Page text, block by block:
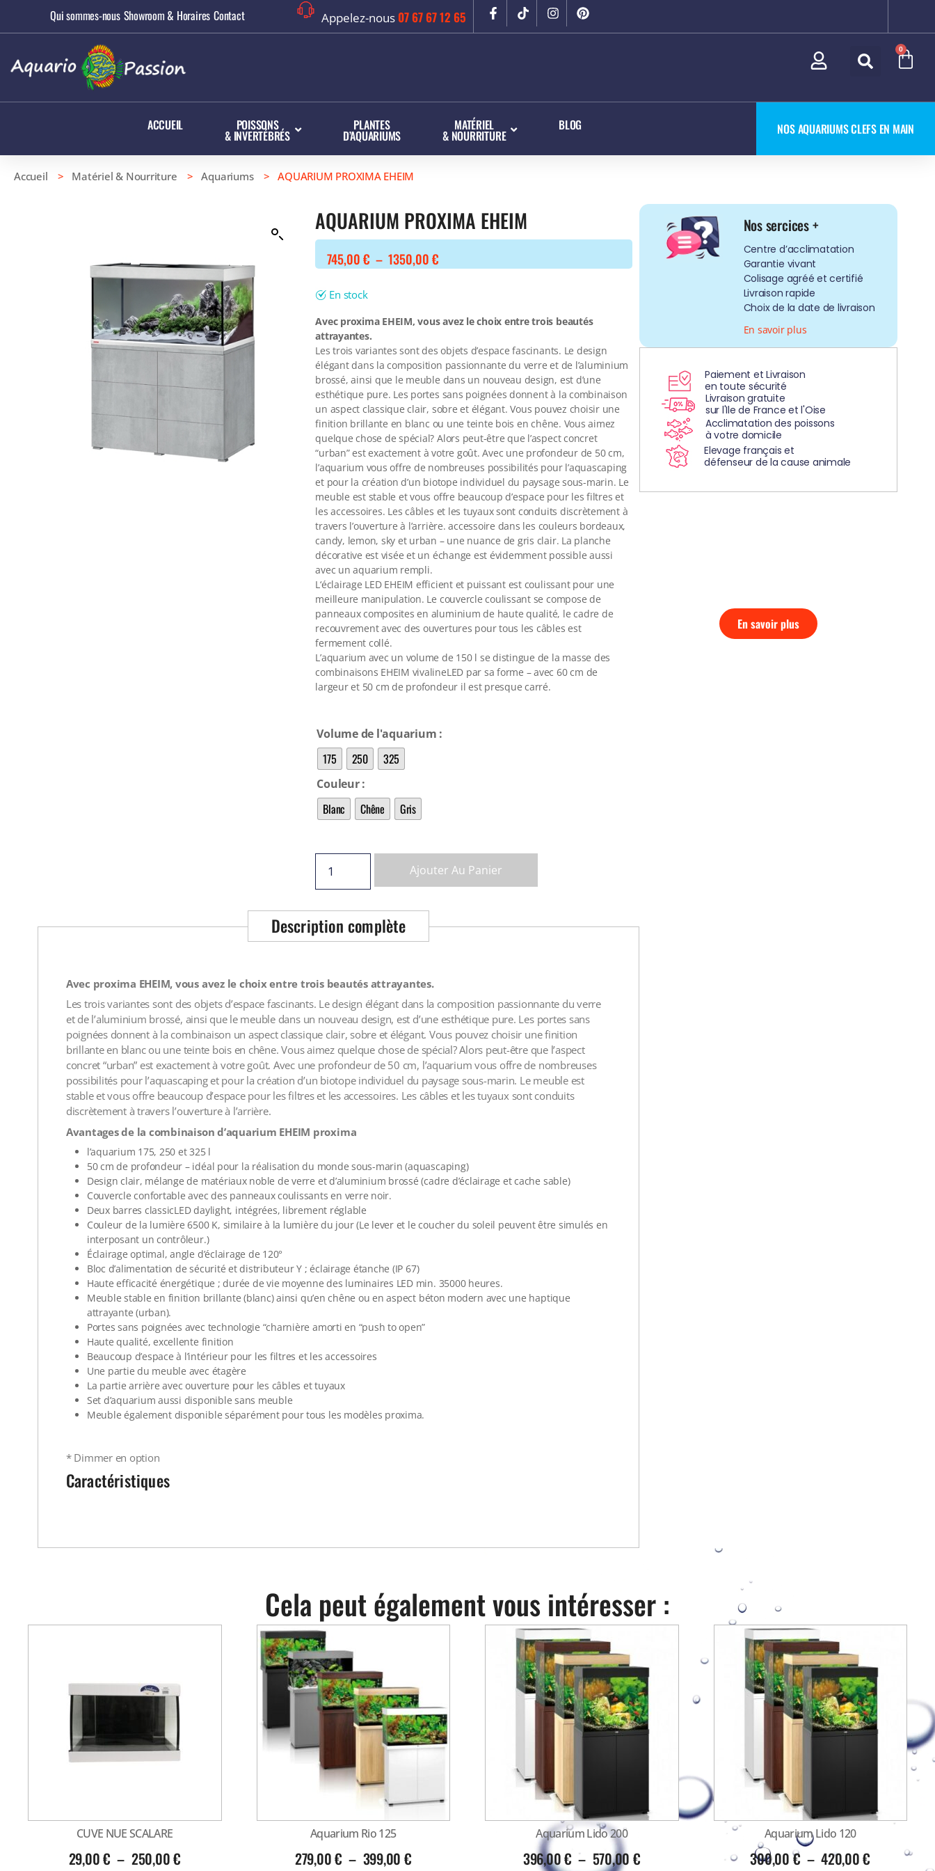
Qui sommes-nous Showroom & Horaires Contact Appelez-nous 07 67 67 12 65
0
ACCUEIL POISSONS
& INVERTÉBRÉS
PLANTES
D’AQUARIUMS
MATÉRIEL
& NOURRITURE
BLOG NOS AQUARIUMS CLEFS EN MAIN
Accueil > Matériel & Nourriture >Aquariums> AQUARIUM PROXIMA EHEIM
AQUARIUM PROXIMA EHEIM
745,00€ – 1350,00€
En stock
Avec proxima EHEIM, vous avez le choix entre trois beautés
attrayantes.
Les trois variantes sont des objets d’espace fascinants. Le design
élégant dans la composition passionnante du verre et de l’aluminium
brossé, ainsi que le meuble dans un nouveau design, est d’une
esthétique pure. Les portes sans poignées donnent à la combinaison
un aspect classique clair, sobre et élégant. Vous pouvez choisir une
finition brillante en blanc ou une teinte bois en chêne. Vous aimez
quelque chose de spécial? Alors peut-être que l’aspect concret
“urban” est exactement à votre goût. Avec une profondeur de 50 cm,
l’aquarium vous offre de nombreuses possibilités pour l’aquascaping
et pour la création d’un biotope individuel du paysage sous-marin. Le
meuble est stable et vous offre beaucoup d’espace pour les filtres et
les accessoires. Les câbles et les tuyaux sont conduits discrètement à
travers l’ouverture à l’arrière. accessoire dans les couleurs bordeaux,
candy, lemon, sky et urban – une nuance de gris clair. La planche
décorative est visée et un échange est évidemment possible aussi
avec un aquarium rempli.
L‘éclairage LED EHEIM efficient et puissant est coulissant pour une
meilleure manipulation. Le couvercle coulissant se compose de
panneaux composites en aluminium de haute qualité, le cadre de
recouvrement avec des ouvertures pour tous les câbles est
fermement collé.
L’aquarium avec un volume de 150 l se distingue de la masse des
combinaisons EHEIM vivalineLED par sa forme – avec 60 cm de
largeur et 50 cm de profondeur il est presque carré.
Volume de l'aquarium
175 250 325
Couleur
Blanc Chêne Gris
Ajouter Au Panier
Description complète
Avec proxima EHEIM, vous avez le choix entre trois beautés attrayantes.
Les trois variantes sont des objets d’espace fascinants. Le design élégant dans la composition passionnante du verre
et de l’aluminium brossé, ainsi que le meuble dans un nouveau design, est d’une esthétique pure. Les portes sans
poignées donnent à la combinaison un aspect classique clair, sobre et élégant. Vous pouvez choisir une finition
brillante en blanc ou une teinte bois en chêne. Vous aimez quelque chose de spécial? Alors peut-être que l’aspect
concret “urban” est exactement à votre goût. Avec une profondeur de 50 cm, l’aquarium vous offre de nombreuses
possibilités pour l’aquascaping et pour la création d’un biotope individuel du paysage sous-marin. Le meuble est
stable et vous offre beaucoup d’espace pour les filtres et les accessoires. Les câbles et les tuyaux sont conduits
discrètement à travers l’ouverture à l’arrière.
Avantages de la combinaison d’aquarium EHEIM proxima
l’aquarium 175, 250 et 325 l
50 cm de profondeur – idéal pour la réalisation du monde sous-marin (aquascaping)
Design clair, mélange de matériaux noble de verre et d’aluminium brossé (cadre d’éclairage et cache sable)
Couvercle confortable avec des panneaux coulissants en verre noir.
Deux barres classicLED daylight, intégrées, librement réglable
Couleur de la lumière 6500 K, similaire à la lumière du jour (Le lever et le coucher du soleil peuvent être simulés en
interposant un contrôleur.)
Éclairage optimal, angle d’éclairage de 120°
Bloc d’alimentation de sécurité et distributeur Y ; éclairage étanche (IP 67)
Haute efficacité énergétique ; durée de vie moyenne des luminaires LED min. 35000 heures.
Meuble stable en finition brillante (blanc) ainsi qu’en chêne ou en aspect béton modern avec une haptique
attrayante (urban).
Portes sans poignées avec technologie “charnière amorti en “push to open”
Haute qualité, excellente finition
Beaucoup d’espace à l’intérieur pour les filtres et les accessoires
Une partie du meuble avec étagère
La partie arrière avec ouverture pour les câbles et tuyaux
Set d’aquarium aussi disponible sans meuble
Meuble également disponible séparément pour tous les modèles proxima.
* Dimmer en option
Caractéristiques
Nos sercices +
Centre d’acclimatation
Garantie vivant
Colisage agréé et certifié
Livraison rapide
Choix de la date de livraison
En savoir plus
Paiement et Livraison
en toute sécurité
Livraison gratuite
sur l'Ile de France et l'Oise
Acclimatation des poissons
à votre domicile
Elevage français et
défenseur de la cause animale
En savoir plus
Cela peut également vous intéresser :
CUVE NUE SCALARE
29,00€ – 250,00€
Aquarium Rio 125
279,00€ – 399,00 €
Aquarium Lido 200
396,00€ – 570,00 €
Aquarium Lido 120
300,00€ – 420,00€